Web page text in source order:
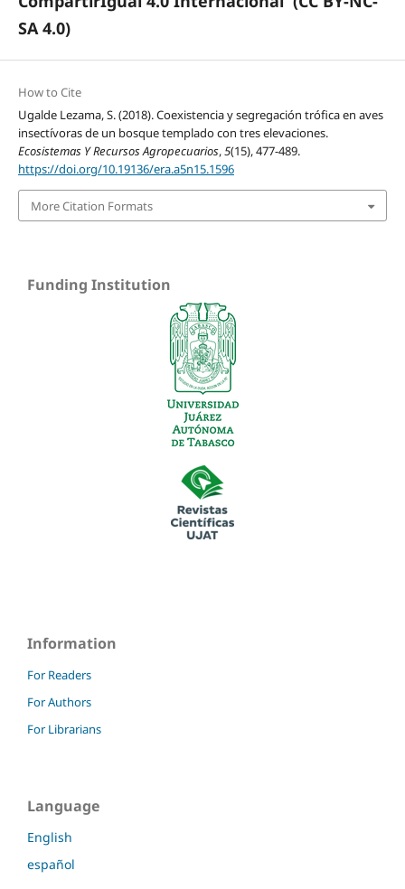
SA 4.0)
How to Cite
Ugalde Lezama, S. (2018). Coexistencia y segregación trófica en aves
insectívoras de un bosque templado con tres elevaciones.
Ecosistemas Y Recursos Agropecuarios,5(15), 477-489.
https://doi.org/10.19136/era.a5n15.1596
More Citation Formats
Funding Institution
Information
For Readers
For Authors
For Librarians
Language
English
español